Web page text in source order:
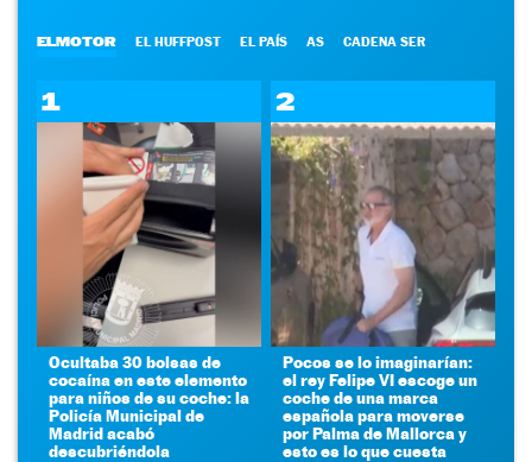
ELMOTOR EL HUFFPOST EL PAÍS AS CADENA SER
1
Ocultaba 30 bolsas de
cocaína en este elemento
para niños de su coche: la
Policía Municipal de
Madrid acabó
descubriéndola
2
Pocos se lo imaginarían:
el rey Felipe VI escoge un
coche de una marca
española para moverse
por Palma de Mallorca y
esto es lo que cuesta